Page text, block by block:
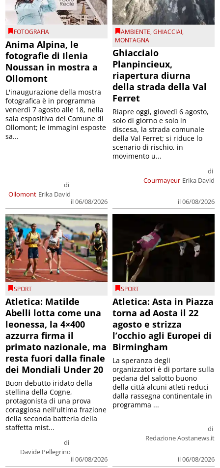
FOTOGRAFIA
Anima Alpina, le
fotografie di Ilenia
Noussan in mostra a
Ollomont
Ollomont
di
Erika David
il 06/08/2026
L'inaugurazione della mostra
fotografica è in programma
venerdì 7 agosto alle 18, nella
sala espositiva del Comune di
Ollomont; le immagini esposte
sa...
AMBIENTE,GHIACCIAI,
MONTAGNA
Ghiacciaio
Planpincieux,
riapertura diurna
della strada della Val
Ferret
Courmayeur
di
Erika David
il 06/08/2026
Riapre oggi, giovedì 6 agosto,
solo di giorno e solo in
discesa, la strada comunale
della Val Ferret; si riduce lo
scenario di rischio, in
movimento u...
SPORT
Atletica: Matilde
Abelli lotta come una
leonessa, la 4×400
azzurra firma il
primato nazionale, ma
resta fuori dalla finale
dei Mondiali Under 20
di
Davide Pellegrino
il 06/08/2026
Buon debutto iridato della
stellina della Cogne,
protagonista di una prova
coraggiosa nell'ultima frazione
della seconda batteria della
staffetta mist...
SPORT
Atletica: Asta in Piazza
torna ad Aosta il 22
agosto e strizza
l’occhio agli Europei di
Birmingham
di
Redazione Aostanews.it
il 06/08/2026
La speranza degli
organizzatori è di portare sulla
pedana del salotto buono
della città alcuni atleti reduci
dalla rassegna continentale in
programma ...